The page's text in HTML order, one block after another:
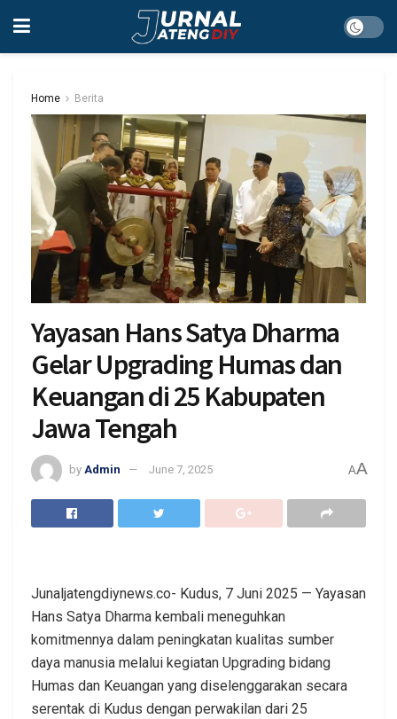
Home Berita
Yayasan Hans Satya Dharma
Gelar Upgrading Humas dan
Keuangan di 25 Kabupaten
Jawa Tengah
by Admin June 7, 2025 AA
Junaljatengdiynews.co- Kudus, 7 Juni 2025 — Yayasan
Hans Satya Dharma kembali meneguhkan
komitmennya dalam peningkatan kualitas sumber
daya manusia melalui kegiatan Upgrading bidang
Humas dan Keuangan yang diselenggarakan secara
serentak di Kudus dengan perwakilan dari 25